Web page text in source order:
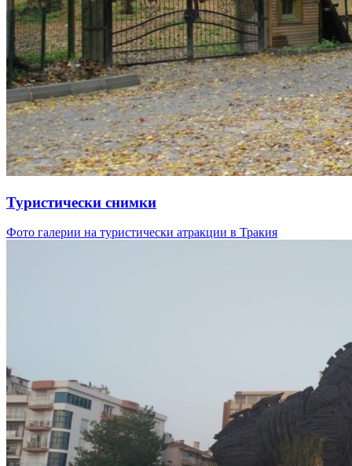
Туристически снимки
Фото галерии на туристически атракции в Тракия